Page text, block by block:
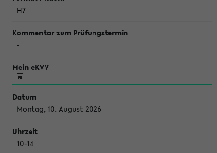
H7
-
Montag, 10. August 2026
10-14